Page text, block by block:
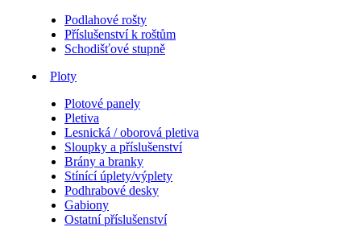
Podlahové rošty
Příslušenství k roštům
Schodišťové stupně
Ploty
Plotové panely
Pletiva
Lesnická / oborová pletiva
Sloupky a příslušenství
Brány a branky
Stínící úplety/výplety
Podhrabové desky
Gabiony
Ostatní příslušenství